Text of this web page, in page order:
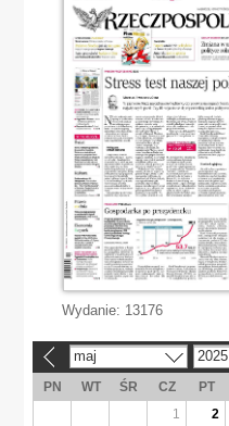
Wydanie: 13176
maj 2025
PN WT ŚR CZ PT
1
2